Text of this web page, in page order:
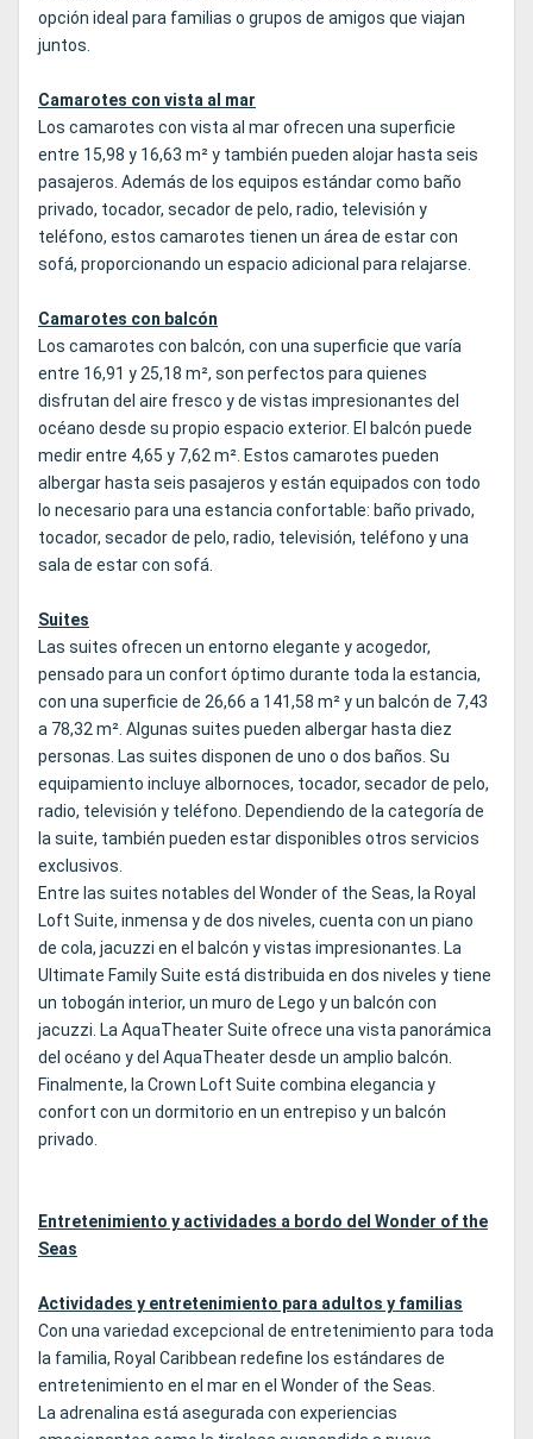
opción ideal para familias o grupos de amigos que viajan
juntos.
Camarotes con vista al mar
Los camarotes con vista al mar ofrecen una superficie
entre 15,98 y 16,63 m² y también pueden alojar hasta seis
pasajeros. Además de los equipos estándar como baño
privado, tocador, secador de pelo, radio, televisión y
teléfono, estos camarotes tienen un área de estar con
sofá, proporcionando un espacio adicional para relajarse.
Camarotes con balcón
Los camarotes con balcón, con una superficie que varía
entre 16,91 y 25,18 m², son perfectos para quienes
disfrutan del aire fresco y de vistas impresionantes del
océano desde su propio espacio exterior. El balcón puede
medir entre 4,65 y 7,62 m². Estos camarotes pueden
albergar hasta seis pasajeros y están equipados con todo
lo necesario para una estancia confortable: baño privado,
tocador, secador de pelo, radio, televisión, teléfono y una
sala de estar con sofá.
Suites
Las suites ofrecen un entorno elegante y acogedor,
pensado para un confort óptimo durante toda la estancia,
con una superficie de 26,66 a 141,58 m² y un balcón de 7,43
a 78,32 m². Algunas suites pueden albergar hasta diez
personas. Las suites disponen de uno o dos baños. Su
equipamiento incluye albornoces, tocador, secador de pelo,
radio, televisión y teléfono. Dependiendo de la categoría de
la suite, también pueden estar disponibles otros servicios
exclusivos.
Entre las suites notables del Wonder of the Seas, la Royal
Loft Suite, inmensa y de dos niveles, cuenta con un piano
de cola, jacuzzi en el balcón y vistas impresionantes. La
Ultimate Family Suite está distribuida en dos niveles y tiene
un tobogán interior, un muro de Lego y un balcón con
jacuzzi. La AquaTheater Suite ofrece una vista panorámica
del océano y del AquaTheater desde un amplio balcón.
Finalmente, la Crown Loft Suite combina elegancia y
confort con un dormitorio en un entrepiso y un balcón
privado.
Entretenimiento y actividades a bordo del Wonder of the
Seas
Actividades y entretenimiento para adultos y familias
Con una variedad excepcional de entretenimiento para toda
la familia, Royal Caribbean redefine los estándares de
entretenimiento en el mar en el Wonder of the Seas.
La adrenalina está asegurada con experiencias